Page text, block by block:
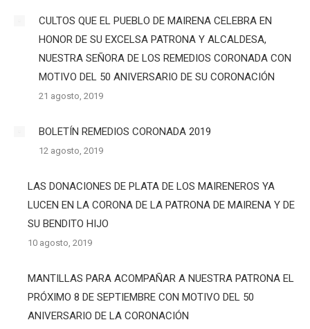
CULTOS QUE EL PUEBLO DE MAIRENA CELEBRA EN
HONOR DE SU EXCELSA PATRONA Y ALCALDESA,
NUESTRA SEÑORA DE LOS REMEDIOS CORONADA CON
MOTIVO DEL 50 ANIVERSARIO DE SU CORONACIÓN
21 agosto, 2019
BOLETÍN REMEDIOS CORONADA 2019
12 agosto, 2019
LAS DONACIONES DE PLATA DE LOS MAIRENEROS YA
LUCEN EN LA CORONA DE LA PATRONA DE MAIRENA Y DE
SU BENDITO HIJO
10 agosto, 2019
MANTILLAS PARA ACOMPAÑAR A NUESTRA PATRONA EL
PRÓXIMO 8 DE SEPTIEMBRE CON MOTIVO DEL 50
ANIVERSARIO DE LA CORONACIÓN